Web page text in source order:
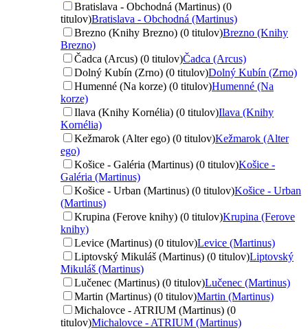
Bratislava - Obchodná (Martinus) (0
titulov)Bratislava - Obchodná (Martinus)
Brezno (Knihy Brezno) (0 titulov)Brezno (Knihy
Brezno)
Čadca (Arcus) (0 titulov)Čadca (Arcus)
Dolný Kubín (Zrno) (0 titulov)Dolný Kubín (Zrno)
Humenné (Na korze) (0 titulov)Humenné (Na
korze)
Ilava (Knihy Kornélia) (0 titulov)Ilava (Knihy
Kornélia)
Kežmarok (Alter ego) (0 titulov)Kežmarok (Alter
ego)
Košice - Galéria (Martinus) (0 titulov)Košice -
Galéria (Martinus)
Košice - Urban (Martinus) (0 titulov)Košice - Urban
(Martinus)
Krupina (Ferove knihy) (0 titulov)Krupina (Ferove
knihy)
Levice (Martinus) (0 titulov)Levice (Martinus)
Liptovský Mikuláš (Martinus) (0 titulov)Liptovský
Mikuláš (Martinus)
Lučenec (Martinus) (0 titulov)Lučenec (Martinus)
Martin (Martinus) (0 titulov)Martin (Martinus)
Michalovce - ATRIUM (Martinus) (0
titulov)Michalovce - ATRIUM (Martinus)